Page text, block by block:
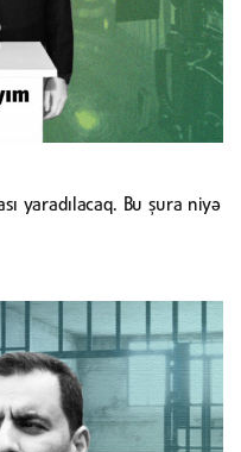
yaradılacaq. Bu şura niyə